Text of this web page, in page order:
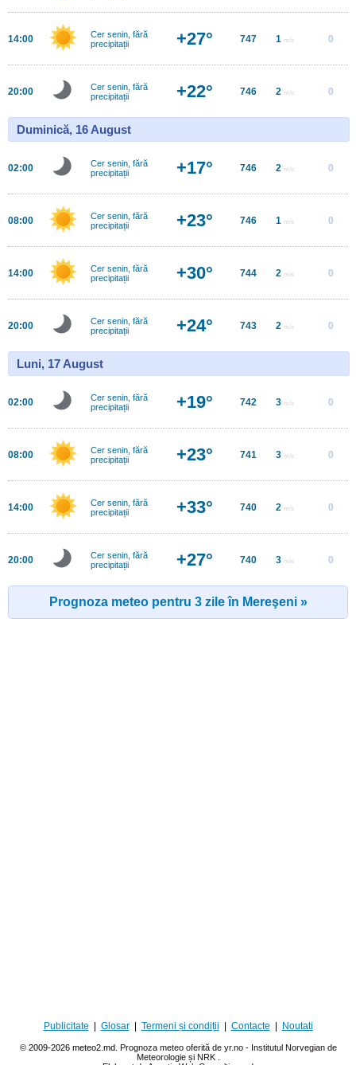
14:00
Cer senin, fără
precipitații
+27° 747 1 m/s 0
20:00
Cer senin, fără
precipitații
+22° 746 2 m/s 0
Duminică, 16 August
02:00
Cer senin, fără
precipitații
+17° 746 2 m/s 0
08:00
Cer senin, fără
precipitații
+23° 746 1 m/s 0
14:00
Cer senin, fără
precipitații
+30° 744 2 m/s 0
20:00
Cer senin, fără
precipitații
+24° 743 2 m/s 0
Luni, 17 August
02:00
Cer senin, fără
precipitații
+19° 742 3 m/s 0
08:00
Cer senin, fără
precipitații
+23° 741 3 m/s 0
14:00
Cer senin, fără
precipitații
+33° 740 2 m/s 0
20:00
Cer senin, fără
precipitații
+27° 740 3 m/s 0
Prognoza meteo pentru 3 zile în Mereşeni »
Publicitate Glosar| Termeni și condiții Contacte Noutati
© 2009-2026 meteo2.md. Prognoza meteo oferită de yr.no - Institutul Norvegian de
Meteorologie și NRK